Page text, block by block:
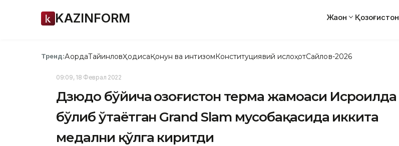
KAZINFORM Жаҳон Қозоғистон
Тренд:АқордаТайинловҲодисаҚонун ва интизомКонституциявий ислоҳотСайлов-2026
09:09, 18 Феврал 2022
Дзюдо бўйича Қозоғистон терма жамоаси Исроилда
бўлиб ўтаётган Grand Slam мусобақасида иккита
медални қўлга киритди